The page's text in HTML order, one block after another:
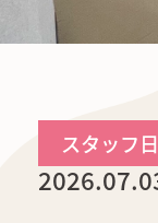
スタッフ